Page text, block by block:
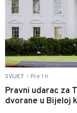
SVIJET Pre 1 h
Pravni udarac za
dvorane u Bijeloj